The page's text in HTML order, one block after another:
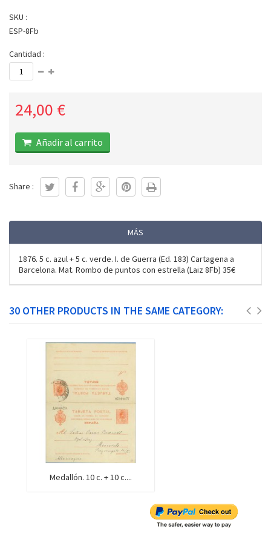
SKU :
ESP-8Fb
Cantidad :
24,00 €
Añadir al carrito
Share :
MÁS
1876. 5 c. azul + 5 c. verde. I. de Guerra (Ed. 183) Cartagena a
Barcelona. Mat. Rombo de puntos con estrella (Laiz 8Fb) 35€
30 OTHER PRODUCTS IN THE SAME CATEGORY:
Medallón. 10 c. + 10 c....